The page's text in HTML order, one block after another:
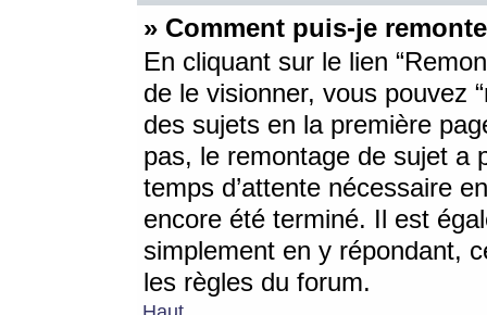
» Comment puis-je
En cliquant sur le lien
de le visionner, vous pouvez
des sujets en la première
pas, le remontage de sujet a
temps d’attente nécessaire
encore été terminé. Il est
simplement en y répondant,
les règles du forum.